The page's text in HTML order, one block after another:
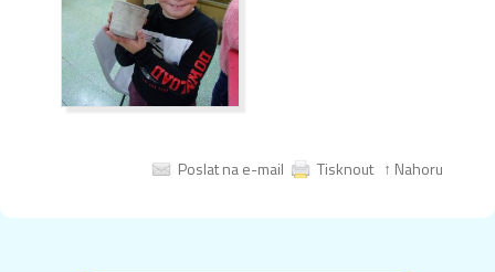
Poslat na e-mail Tisknout ↑ Nahoru